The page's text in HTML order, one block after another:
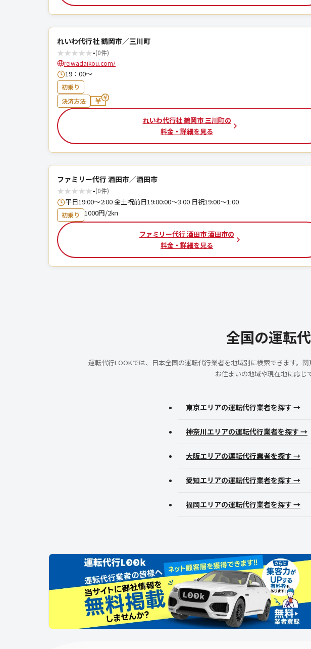
れいわ代行社 鶴岡市／三川町
★★★★★-(0件)
reiwadaikou.com/
19：00〜
初乗り
決済方法
れいわ代行社 鶴岡市 三川町の
料金・詳細を見る
ファミリー代行 酒田市／酒田市
★★★★★-(0件)
平日19:00～2:00 金土祝前日19:00:00〜3:00 日祝19:00～1:00
初乗り 1000円/2㎞
ファミリー代行 酒田市 酒田市の
料金・詳細を見る
全国の運転
運転代行LOOKでは、日本全国の運転代行業者を地域別に検索できます。
お住まいの地域や現在地に応じ
東京エリアの運転代行業者を探す →
神奈川エリアの運転代行業者を探す →
大阪エリアの運転代行業者を探す →
愛知エリアの運転代行業者を探す →
福岡エリアの運転代行業者を探す →